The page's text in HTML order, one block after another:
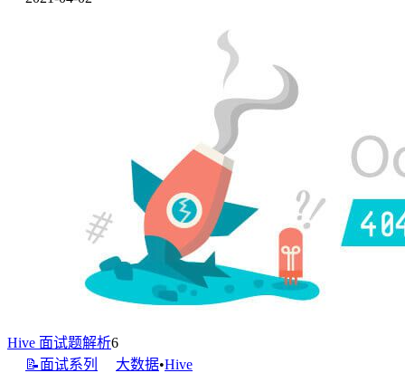
Hive 面试题解析6
📝面试系列
大数据•Hive